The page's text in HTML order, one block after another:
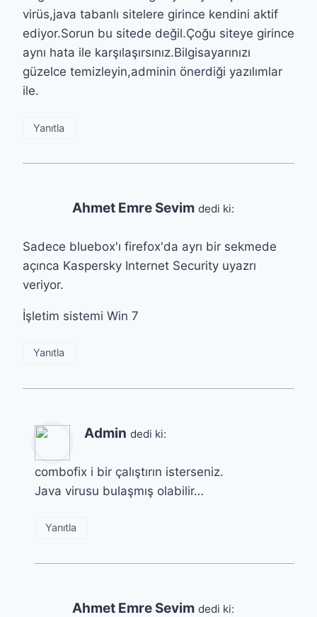
virüs,java tabanlı sitelere girince kendini aktif
ediyor.Sorun bu sitede değil.Çoğu siteye girince
aynı hata ile karşılaşırsınız.Bilgisayarınızı
güzelce temizleyin,adminin önerdiği yazılımlar
ile.
Yanıtla
Ahmet Emre Sevim dedi ki:
Sadece bluebox'ı firefox'da ayrı bir sekmede
açınca Kaspersky Internet Security uyazrı
veriyor.
İşletim sistemi Win 7
Yanıtla
Admin dedi ki:
combofix i bir çalıştırın isterseniz.
Java virusu bulaşmış olabilir…
Yanıtla
Ahmet Emre Sevim dedi ki: